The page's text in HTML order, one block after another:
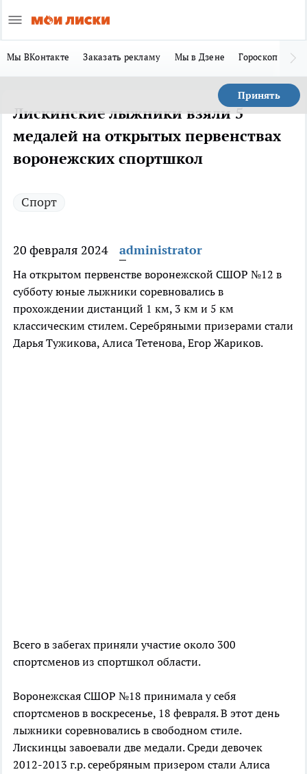
Мы ВКонтакте Заказать рекламу Мы в Дзене Гороскоп
Принять
Лискинские лыжники взяли 5
медалей на открытых первенствах
воронежских спортшкол
Спорт
20 февраля 2024 administrator
На открытом первенстве воронежской СШОР №12 в
субботу юные лыжники соревновались в
прохождении дистанций 1 км, 3 км и 5 км
классическим стилем. Серебряными призерами стали
Дарья Тужикова, Алиса Тетенова, Егор Жариков.
Всего в забегах приняли участие около 300
спортсменов из спортшкол области.
Воронежская СШОР №18 принимала у себя
спортсменов в воскресенье, 18 февраля. В этот день
лыжники соревновались в свободном стиле.
Лискинцы завоевали две медали. Среди девочек
2012-2013 г.р. серебряным призером стали Алиса